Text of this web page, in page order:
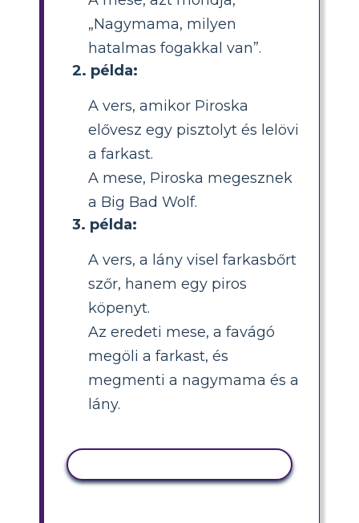
„Nagymama, milyen
hatalmas fogakkal van”.
2. példa:
A vers, amikor Piroska
elővesz egy pisztolyt és lelövi
a farkast.
A mese, Piroska megesznek
a Big Bad Wolf.
3. példa:
A vers, a lány visel farkasbőrt
szőr, hanem egy piros
köpenyt.
Az eredeti mese, a favágó
megöli a farkast, és
megmenti a nagymama és a
lány.